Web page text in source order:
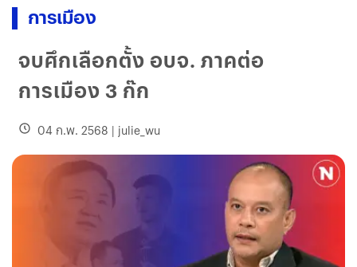
การเมือง
จบศึกเลือกตั้ง อบจ. ภาคต่อ
การเมือง 3 ก๊ก
04 ก.พ. 2568 | julie_wu